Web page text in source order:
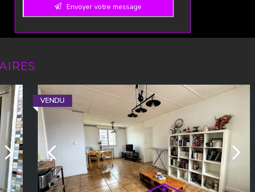
Envoyer votre message
VENDU